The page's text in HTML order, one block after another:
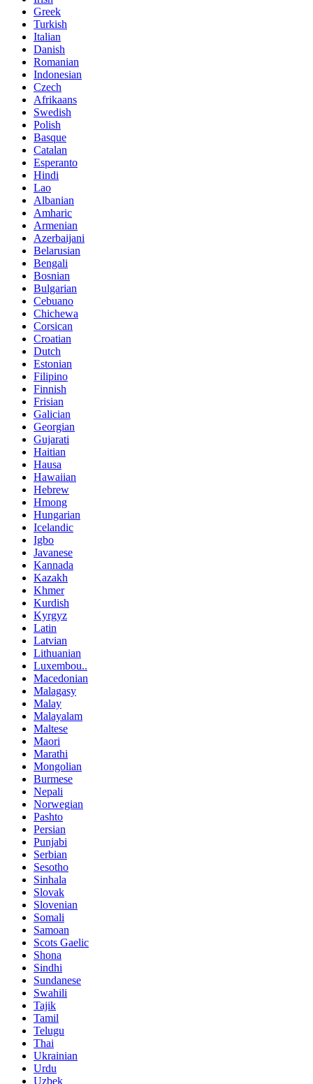
Greek
Turkish
Italian
Danish
Romanian
Indonesian
Czech
Afrikaans
Swedish
Polish
Basque
Catalan
Esperanto
Hindi
Lao
Albanian
Amharic
Armenian
Azerbaijani
Belarusian
Bengali
Bosnian
Bulgarian
Cebuano
Chichewa
Corsican
Croatian
Dutch
Estonian
Filipino
Finnish
Frisian
Galician
Georgian
Gujarati
Haitian
Hausa
Hawaiian
Hebrew
Hmong
Hungarian
Icelandic
Igbo
Javanese
Kannada
Kazakh
Khmer
Kurdish
Kyrgyz
Latin
Latvian
Lithuanian
Luxembou..
Macedonian
Malagasy
Malay
Malayalam
Maltese
Maori
Marathi
Mongolian
Burmese
Nepali
Norwegian
Pashto
Persian
Punjabi
Serbian
Sesotho
Sinhala
Slovak
Slovenian
Somali
Samoan
Scots Gaelic
Shona
Sindhi
Sundanese
Swahili
Tajik
Tamil
Telugu
Thai
Ukrainian
Urdu
Uzbek